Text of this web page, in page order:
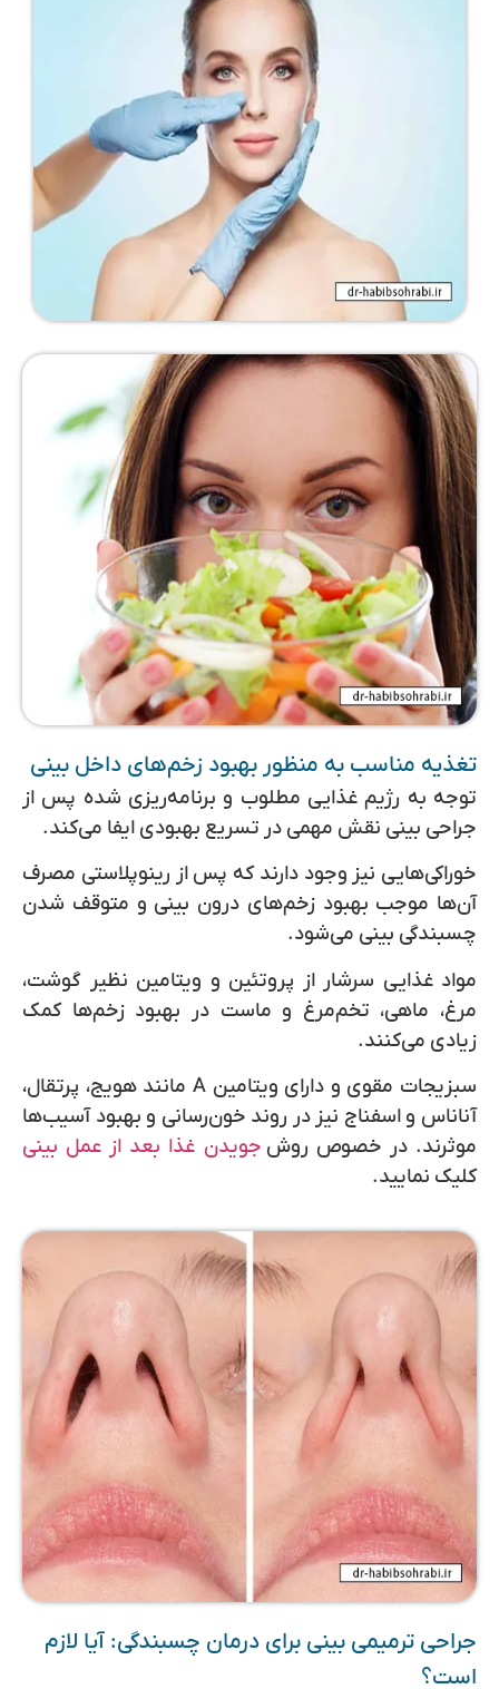
تغذیه مناسب به منظور بهبود زخم‌های داخل بینی
توجه به رژیم غذایی مطلوب و برنامه‌ریزی‌ شده پس از
جراحی بینی نقش مهمی در تسریع بهبودی ایفا می‌کند.
خوراکی‌هایی نیز وجود دارند که پس از رینوپلاستی مصرف
آن‌ها موجب بهبود زخم‌های درون بینی و متوقف‌ شدن
چسبندگی بینی می‌شود.
مواد غذایی سرشار از پروتئین و ویتامین نظیر گوشت،
مرغ، ماهی، تخم‌مرغ و ماست در بهبود زخم‌ها کمک
زیادی می‌کنند.
سبزیجات مقوی و دارای ویتامین A مانند هویج، پرتقال،
آناناس و اسفناج نیز در روند خون‌رسانی و بهبود آسیب‌ها
موثرند. در خصوص روش جویدن غذا بعد از عمل بینی
کلیک نمایید.
جراحی ترمیمی بینی برای درمان چسبندگی: آیا لازم
است؟